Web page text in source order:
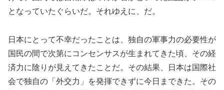
となっていたぐらいだ。それゆえに、だ。
日本にとって不幸だったことは、独自の軍事力の必要性が
国民の間で次第にコンセンサスが生まれてきた頃、その経
済力に陰りが見えてきたことだ。その結果、日本は国際社
会で独自の「外交力」を発揮できずに今日まできた。その